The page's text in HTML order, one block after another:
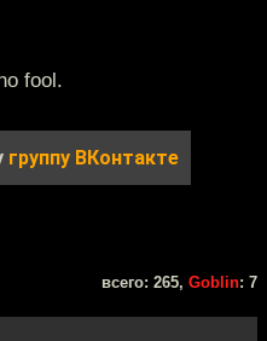
fool.
группу ВКонтакте
всего: 265, Goblin: 7